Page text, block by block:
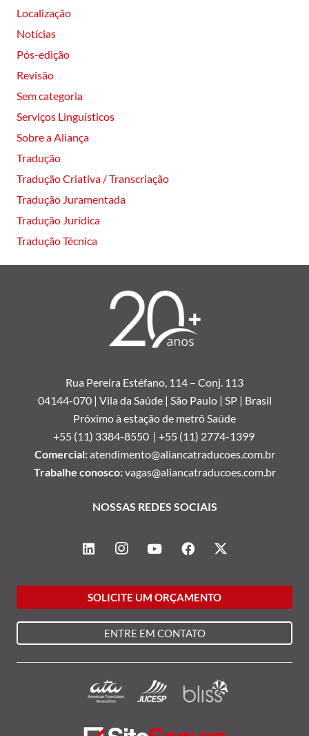
Localização
Notícias
Pós-edição
Revisão
Sem categoria
Serviços Linguísticos
Sobre a Aliança
Tradução
Tradução Criativa / Transcriação
Tradução Juramentada
Tradução Jurídica
Tradução Técnica
Rua Pereira Estéfano, 114 – Conj. 113
04144-070 | Vila da Saúde | São Paulo | SP | Brasil
Próximo à estação de metrô Saúde
+55 (11) 3384-8550 | +55 (11) 2774-1399
Comercial:atendimento@aliancatraducoes.com.br
Trabalhe conosco:vagas@aliancatraducoes.com.br
NOSSAS REDES SOCIAIS
SOLICITE UM ORÇAMENTO
ENTRE EM CONTATO